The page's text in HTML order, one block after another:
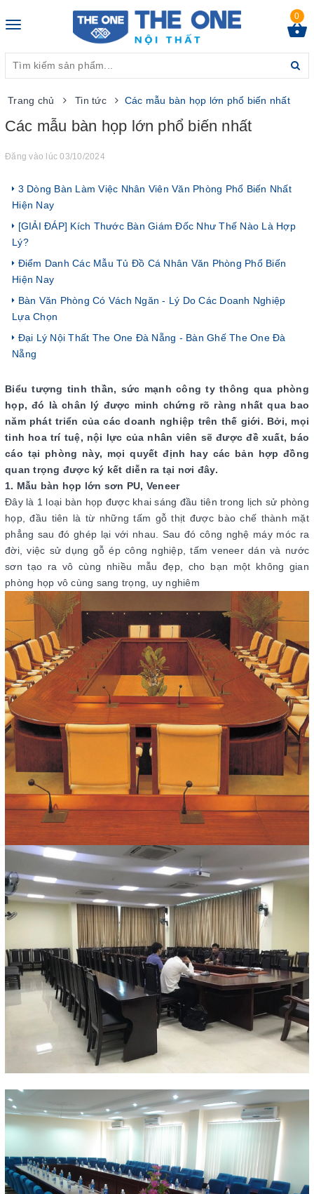
Toggle
0
Trang chủ Tin tức Các mẫu bàn họp lớn phổ biến nhất
Các mẫu bàn họp lớn phổ biến nhất
Đăng vào lúc 03/10/2024
3 Dòng Bàn Làm Việc Nhân Viên Văn Phòng Phổ Biến Nhất
Hiện Nay
[GIẢI ĐÁP] Kích Thước Bàn Giám Đốc Như Thế Nào Là Hợp
Lý?
Điểm Danh Các Mẫu Tủ Đồ Cá Nhân Văn Phòng Phổ Biến
Hiện Nay
Bàn Văn Phòng Có Vách Ngăn - Lý Do Các Doanh Nghiệp
Lựa Chọn
Đại Lý Nội Thất The One Đà Nẵng - Bàn Ghế The One Đà
Nẵng
Biểu tượng tinh thần, sức mạnh công ty thông qua phòng
họp, đó là chân lý được minh chứng rõ ràng nhất qua bao
năm phát triển của các doanh nghiệp trên thế giới. Bởi, mọi
tinh hoa trí tuệ, nội lực của nhân viên sẽ được đề xuất, báo
cáo tại phòng này, mọi quyết định hay các bản hợp đồng
quan trọng được ký kết diễn ra tại nơi đây.
1. Mẫu bàn họp lớn sơn PU, Veneer
Đây là 1 loại bàn họp được khai sáng đầu tiên trong lịch sử phòng
họp, đầu tiên là từ những tấm gỗ thịt được bào chế thành mặt
phẳng sau đó ghép lại với nhau. Sau đó công nghệ máy móc ra
đời, việc sử dụng gỗ ép công nghiệp, tấm veneer dán và nước
sơn tạo ra vô cùng nhiều mẫu đẹp, cho bạn một không gian
phòng họp vô cùng sang trọng, uy nghiêm